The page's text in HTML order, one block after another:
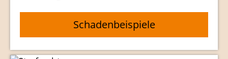
Schadenbeispiele